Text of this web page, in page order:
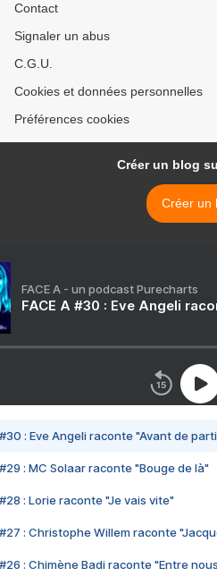
Contact
Signaler un abus
C.G.U.
Cookies et données personnelles
Préférences cookies
Créer un blog
Créer un
FACE A - un podcast Purecharts
FACE A #30 : Eve Angeli
#30 : Eve Angeli raconte "Avant de
#29 : MC Solaar raconte "Bouge de là"
#28 : Lorie raconte "Je vais vite"
#27 : Christophe Willem raconte
#26 : Chimène Badi raconte "Entre